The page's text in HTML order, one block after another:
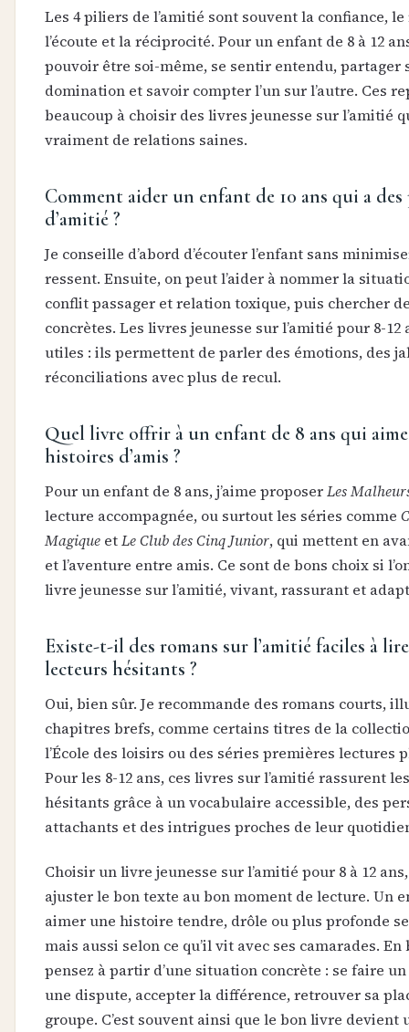
Les 4 piliers de l’amitié sont souvent la confiance,
l’écoute et la réciprocité. Pour un enfant de 8 à 12
pouvoir être soi-même, se sentir entendu, partager
domination et savoir compter l’un sur l’autre. Ces
beaucoup à choisir des livres jeunesse sur l’amitié
vraiment de relations saines.
Comment aider un enfant de 10 ans qui a
d’amitié ?
Je conseille d’abord d’écouter l’enfant sans
ressent. Ensuite, on peut l’aider à nommer la
conflit passager et relation toxique, puis chercher
concrètes. Les livres jeunesse sur l’amitié pour 8-12
utiles : ils permettent de parler des émotions, des
réconciliations avec plus de recul.
Quel livre offrir à un enfant de 8 ans qui
histoires d’amis ?
Pour un enfant de 8 ans, j’aime proposerLes
lecture accompagnée, ou surtout les séries comme
Magique etLe Club des Cinq Junior, qui mettent en
et l’aventure entre amis. Ce sont de bons choix si
livre jeunesse sur l’amitié, vivant, rassurant et
Existe-t-il des romans sur l’amitié faciles à
lecteurs hésitants ?
Oui, bien sûr. Je recommande des romans courts,
chapitres brefs, comme certains titres de la
l’École des loisirs ou des séries premières lectures
Pour les 8-12 ans, ces livres sur l’amitié rassurent
hésitants grâce à un vocabulaire accessible, des
attachants et des intrigues proches de leur
Choisir un livre jeunesse sur l’amitié pour 8 à 12
ajuster le bon texte au bon moment de lecture. Un
aimer une histoire tendre, drôle ou plus profonde
mais aussi selon ce qu’il vit avec ses camarades.
pensez à partir d’une situation concrète : se faire
une dispute, accepter la différence, retrouver sa
groupe. C’est souvent ainsi que le bon livre devient